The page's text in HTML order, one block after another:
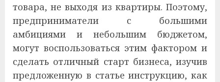
товара, не выходя из квартиры. Поэтому,
предприниматели с большими
амбициями и небольшим бюджетом,
могут воспользоваться этим фактором и
сделать отличный старт бизнеса, изучив
предложенную в статье инструкцию, как